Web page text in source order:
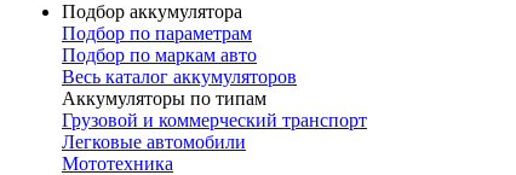
Подбор аккумулятора
Подбор по параметрам
Подбор по маркам авто
Весь каталог аккумуляторов
Аккумуляторы по типам
Грузовой и коммерческий транспорт
Легковые автомобили
Мототехника